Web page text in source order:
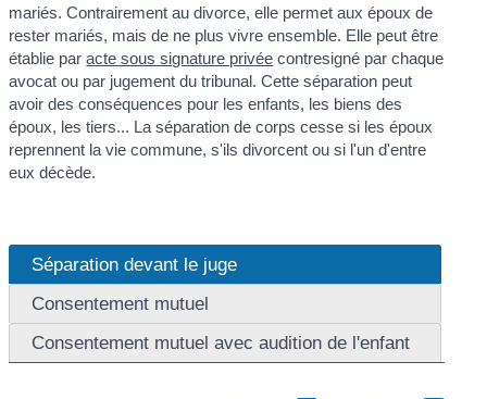
mariés. Contrairement au divorce, elle permet aux époux de
rester mariés, mais de ne plus vivre ensemble. Elle peut être
établie paracte sous signature privée contresigné par chaque
avocat ou par jugement du tribunal. Cette séparation peut
avoir des conséquences pour les enfants, les biens des
époux, les tiers... La séparation de corps cesse si les époux
reprennent la vie commune, s'ils divorcent ou si l'un d'entre
eux décède.
Séparation devant le juge
Consentement mutuel
Consentement mutuel avec audition de l'enfant